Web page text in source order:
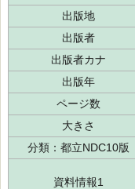
出版地
出版者
出版者カナ
出版年
ページ数
大きさ
分類：都立NDC10版
資料情報1